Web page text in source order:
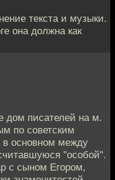
текста и музыки.
она должна как
дом писателей на м.
по советским
основном между
"особой".
с сыном Егором,